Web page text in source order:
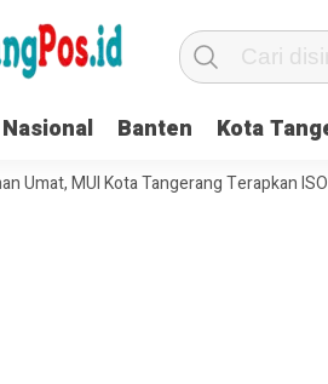
Nasional Banten Kota
MUI Kota Tangerang Terapkan ISO